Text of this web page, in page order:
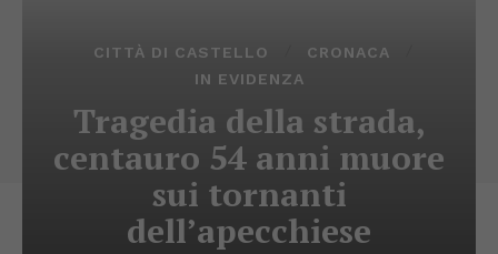
CITTÀ DI CASTELLO
CRONACA
IN EVIDENZA
Tragedia della strada,
centauro 54 anni muore
sui tornanti
dell’apecchiese